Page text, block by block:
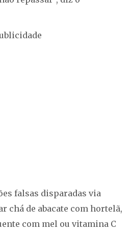
falsas disparadas via
chá de abacate com hortelã,
com mel ou vitamina C